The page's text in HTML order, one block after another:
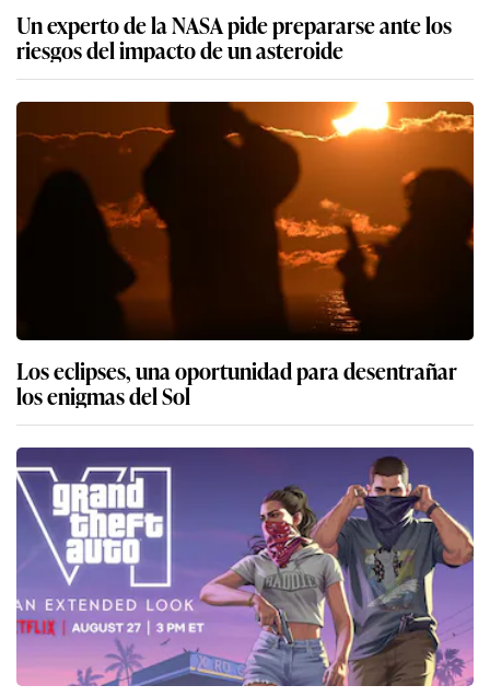
Un experto de la NASA pide prepararse ante los
riesgos del impacto de un asteroide
Los eclipses, una oportunidad para desentrañar
los enigmas del Sol